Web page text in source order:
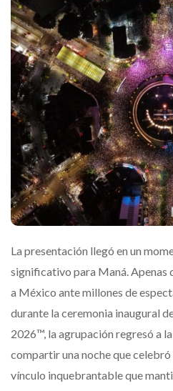
La presentación llegó en un
significativo para Maná.Apenas
a México ante millones de
durante la ceremonia inaugural
2026™, la agrupación regresó a
compartir una noche que
vínculo inquebrantable que